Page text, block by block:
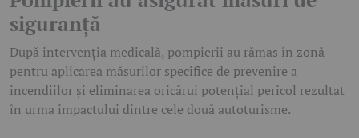
siguranță
După intervenția medicală, pompierii au rămas în zonă
pentru aplicarea măsurilor specifice de prevenire a
incendiilor și eliminarea oricărui potențial pericol rezultat
în urma impactului dintre cele două autoturisme.